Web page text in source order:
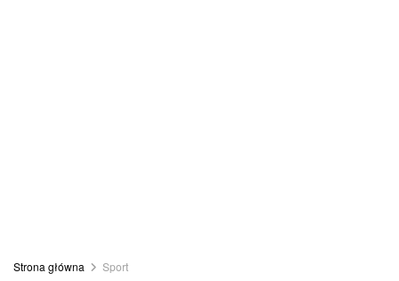
Strona główna Sport